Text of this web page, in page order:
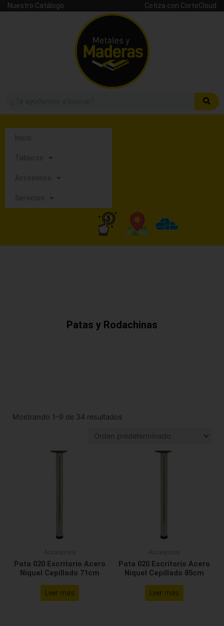
Nuestro Catálogo Cotiza con CorteCloud
Inicio
Tableros
Accesorios
Servicios
Patas y Rodachinas
Mostrando 1–9 de 34 resultados
Accesorios
Pata 020 Escritorio Acero
Niquel Cepillado 71cm
Leer más
Accesorios
Pata 020 Escritorio Acero
Niquel Cepillado 85cm
Leer más